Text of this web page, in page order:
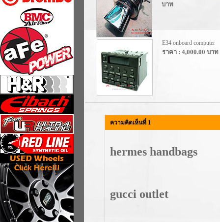
บาท
E34 onboard computer
ราคา : 4,000.00 บาท
ความคิดเห็นที่ 1
hermes handbags
gucci outlet